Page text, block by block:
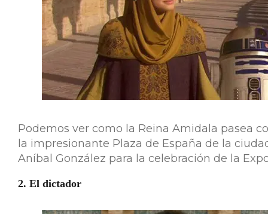
Podemos ver como la Reina Amidala pasea
la impresionante Plaza de España de la
Aníbal González para la celebración de la
2. El dictador